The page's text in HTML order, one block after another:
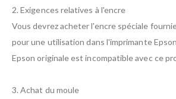
2. Exigences relatives à l'encre
Vous devrez acheter l'encre spéciale
pour une utilisation dans l'imprimante
Epson originale est incompatible avec ce
3. Achat du moule